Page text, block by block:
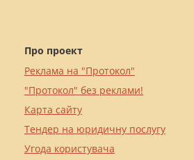
Про проект
Реклама на "Протокол"
"Протокол" без реклами!
Карта сайту
Тендер на юридичну послугу
Угода користувача